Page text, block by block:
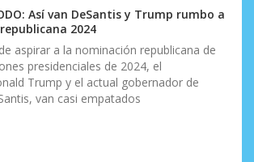
Así van DeSantis y Trump rumbo a
2024
aspirar a la nominación republicana de
presidenciales de 2024, el
Trump y el actual gobernador de
van casi empatados